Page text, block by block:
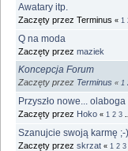
Awatary itp.
Zaczęty przez Terminus « 1
Q na moda
Zaczęty przez maziek
Koncepcja Forum
Zaczęty przez Terminus « 1
Przyszło nowe... olaboga
Zaczęty przez Hoko « 1 2 3
Szanujcie swoją karmę ;-)
Zaczęty przez skrzat « 1 2 3